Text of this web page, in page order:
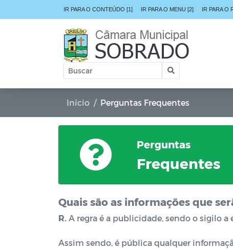
IR PARA O CONTEÚDO [1] IR PARA O MENU [2] IR PARA O
Início Perguntas Frequentes
Perguntas
Frequentes
Quais são as informações que
R. A regra é a publicidade, sendo o sigilo a
Assim sendo, é pública qualquer